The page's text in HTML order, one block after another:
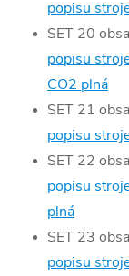
popisu
SET 20
popisu
CO2 plná
SET 21
popisu
SET 22
popisu
plná
SET 23
popisu